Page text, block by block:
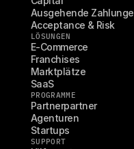
Ausgehende
Acceptance & Risk
LÖSUNGEN
E-Commerce
Franchises
Marktplätze
SaaS
PROGRAMME
Partnerpartner
Agenturen
Startups
SUPPORT